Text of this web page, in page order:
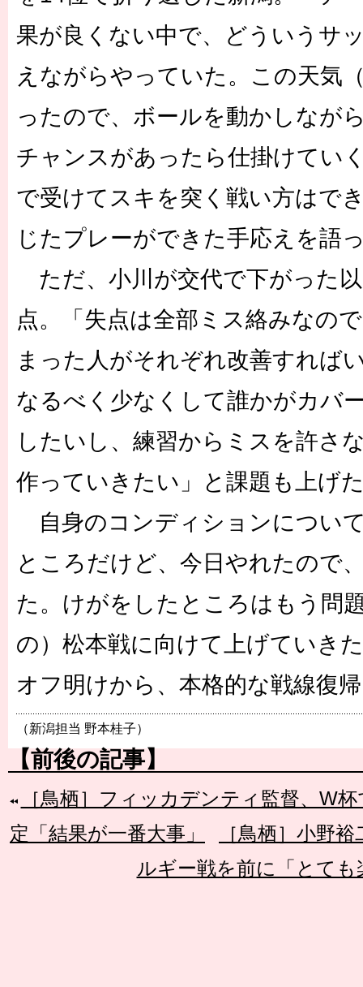
果が良くない中で、どういうサ
えながらやっていた。この天気
ったので、ボールを動かしなが
チャンスがあったら仕掛けてい
で受けてスキを突く戦い方はで
じたプレーができた手応えを語
ただ、小川が交代で下がった
点。「失点は全部ミス絡みなの
まった人がそれぞれ改善すれば
なるべく少なくして誰かがカバ
したいし、練習からミスを許さ
作っていきたい」と課題も上げ
自身のコンディションについ
ところだけど、今日やれたので
た。けがをしたところはもう問
の）松本戦に向けて上げていき
オフ明けから、本格的な戦線復
（新潟担当 野本桂子）
【前後の記事】
［鳥栖］フィッカデンティ監督、W
定「結果が一番大事」
［鳥栖］小野
ルギー戦を前に「とても